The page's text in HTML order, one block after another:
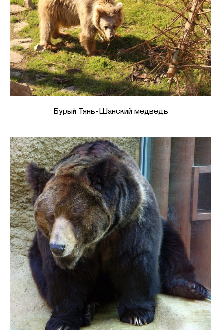
Бурый Тянь-Шанский медведь